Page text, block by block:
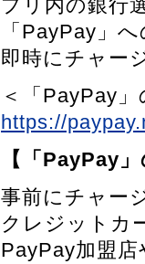
プリ内の銀行
「PayPay」
即時にチャー
＜「PayPay
https://
【「PayPay
事前にチャー
クレジットカ
PayPay加盟